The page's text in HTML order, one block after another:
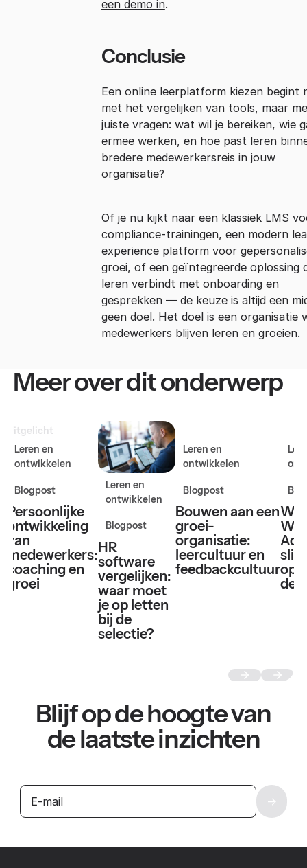
een demo in.
Conclusie
Een online leerplatform kiezen begint
met het vergelijken van tools, maar
juiste vragen: wat wil je bereiken, wie
ermee werken, en hoe past leren
bredere medewerkersreis in jouw
organisatie?
Of je nu kijkt naar een klassiek LMS
compliance-trainingen, een modern
experience platform voor
groei, of een geïntegreerde oplossing
leren verbindt met onboarding en
gesprekken — de keuze is altijd een
geen doel. Het doel is een organisatie
medewerkers blijven leren en groeien.
Meer over dit onderwerp
Uitgelicht
Leren en
ontwikkelen
Blogpost
Persoonlijke
ontwikkeling
van
medewerkers:
coaching en
groei
Leren en
ontwikkelen
Blogpost
HR
software
vergelijken:
waar moet
je op letten
bij de
selectie?
Leren en
ontwikkelen
Blogpost
Bouwen aan een
groei-
organisatie:
leercultuur en
feedbackcultuur
de
Blijf op de hoogte van
de laatste inzichten